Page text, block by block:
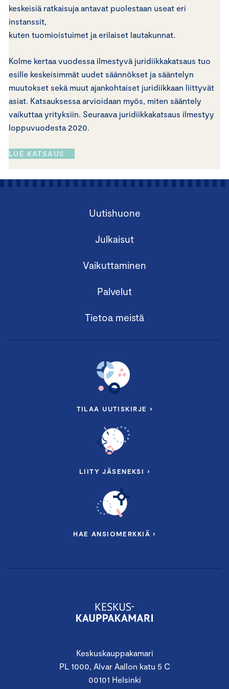
keskeisiä ratkaisuja antavat puolestaan useat eri
instanssit,
kuten tuomioistuimet ja erilaiset lautakunnat.
Kolme kertaa vuodessa ilmestyvä juridiikkakatsaus tuo
esille keskeisimmät uudet säännökset ja sääntelyn
muutokset sekä muut ajankohtaiset juridiikkaan liittyvät
asiat. Katsauksessa arvioidaan myös, miten sääntely
vaikuttaa yrityksiin. Seuraava juridiikkakatsaus ilmestyy
loppuvuodesta 2020.
LUE KATSAUS
Keskuskauppakamari
PL 1000, Alvar Aallon katu 5 C
00101 Helsinki
Uutishuone
Julkaisut
Vaikuttaminen
Palvelut
Tietoa meistä
TILAA UUTISKIRJE ›
LIITY JÄSENEKSI ›
HAE ANSIOMERKKIÄ ›